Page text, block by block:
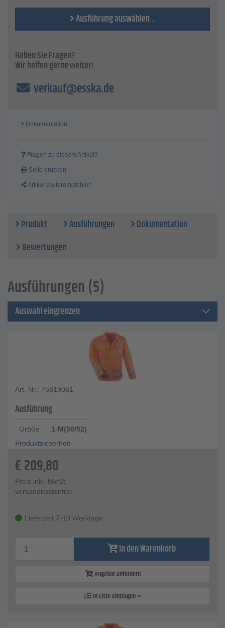
Ausführung auswählen...
Haben Sie Fragen?
Wir helfen gerne weiter!
verkauf@esska.de
Dokumentation
Fragen zu diesem Artikel?
Seite drucken
Artikel weiterempfehlen
Produkt Ausführungen
Dokumentation
Bewertungen
Ausführungen (5)
Auswahl eingrenzen
Art. Nr.: 75819081
Ausführung
Größe
1-M(50/52)
Produktsicherheit
€209,80
Preis inkl. MwSt.
versandkostenfrei
Lieferzeit 7-10 Werktage
In den Warenkorb
Angebot anfordern
In Liste eintragen